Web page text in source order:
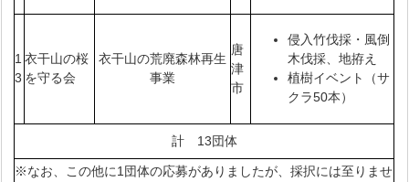
1
3
衣干山の桜
を守る会
衣干山の荒廃森林再生
事業
唐
津
市
侵入竹伐採・風倒
木伐採、地拵え
植樹イベント（サ
クラ50本）
計 13団体
※なお、この他に1団体の応募がありましたが、採択には至りませ